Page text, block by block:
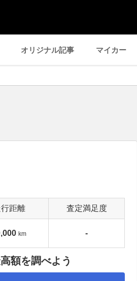
オリジナル記事 マイカー
距離 査定満足度
km -
額を調べよう